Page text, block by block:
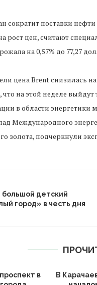
сократит поставки
рост цен, считают
на 0,57% до 77,27
цена Brent снизилась на
на этой неделе
в области энергетики
Международного
золота, подчеркнули
детский
город» в честь дня
в
В